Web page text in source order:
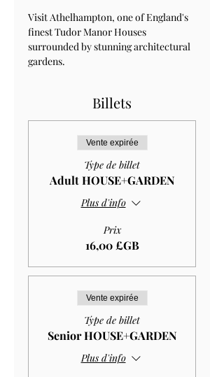
Visit Athelhampton, one of England's
finest Tudor Manor Houses
surrounded by stunning architectural
gardens.
Billets
Vente expirée
Type de billet
Adult HOUSE+GARDEN
Plus d'info
Prix
16,00 £GB
Vente expirée
Type de billet
Senior HOUSE+GARDEN
Plus d'info